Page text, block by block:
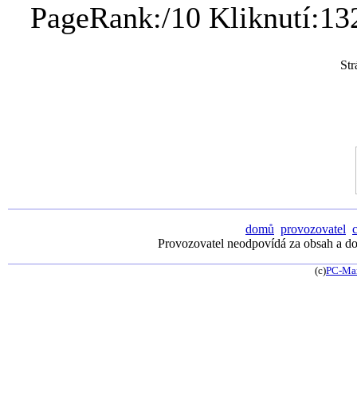
PageRank:/10
domů provozovatel
Provozovatel neodpovídá za obsah a
(c)PC-